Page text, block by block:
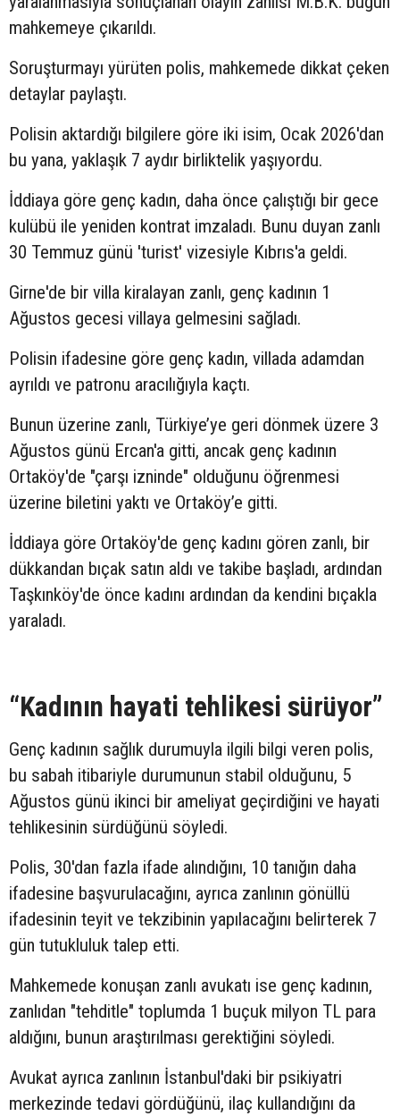
mahkemeye çıkarıldı.
Soruşturmayı yürüten polis, mahkemede dikkat çeken
detaylar paylaştı.
Polisin aktardığı bilgilere göre iki isim, Ocak 2026'dan
bu yana, yaklaşık 7 aydır birliktelik yaşıyordu.
İddiaya göre genç kadın, daha önce çalıştığı bir gece
kulübü ile yeniden kontrat imzaladı. Bunu duyan zanlı
30 Temmuz günü 'turist' vizesiyle Kıbrıs'a geldi.
Girne'de bir villa kiralayan zanlı, genç kadının 1
Ağustos gecesi villaya gelmesini sağladı.
Polisin ifadesine göre genç kadın, villada adamdan
ayrıldı ve patronu aracılığıyla kaçtı.
Bunun üzerine zanlı, Türkiye’ye geri dönmek üzere 3
Ağustos günü Ercan'a gitti, ancak genç kadının
Ortaköy'de "çarşı izninde" olduğunu öğrenmesi
üzerine biletini yaktı ve Ortaköy’e gitti.
İddiaya göre Ortaköy'de genç kadını gören zanlı, bir
dükkandan bıçak satın aldı ve takibe başladı, ardından
Taşkınköy'de önce kadını ardından da kendini bıçakla
yaraladı.
“Kadının hayati tehlikesi sürüyor”
Genç kadının sağlık durumuyla ilgili bilgi veren polis,
bu sabah itibariyle durumunun stabil olduğunu, 5
Ağustos günü ikinci bir ameliyat geçirdiğini ve hayati
tehlikesinin sürdüğünü söyledi.
Polis, 30'dan fazla ifade alındığını, 10 tanığın daha
ifadesine başvurulacağını, ayrıca zanlının gönüllü
ifadesinin teyit ve tekzibinin yapılacağını belirterek 7
gün tutukluluk talep etti.
Mahkemede konuşan zanlı avukatı ise genç kadının,
zanlıdan "tehditle" toplumda 1 buçuk milyon TL para
aldığını, bunun araştırılması gerektiğini söyledi.
Avukat ayrıca zanlının İstanbul'daki bir psikiyatri
merkezinde tedavi gördüğünü, ilaç kullandığını da